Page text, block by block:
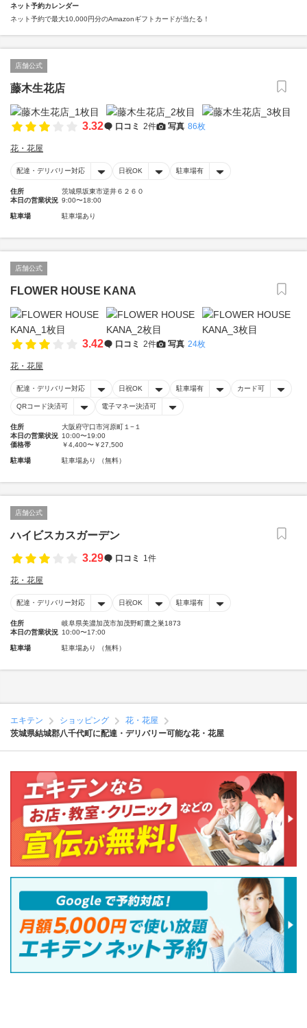
ネット予約カレンダー
ネット予約で最大10,000円分のAmazonギフトカードが当たる！
店舗公式
藤木生花店
3.32 口コミ 2件 写真 86枚
花・花屋
配達・デリバリー対応 日祝OK 駐車場有
住所
茨城県坂東市逆井６２６０
本日の営業状況 9:00〜18:00
駐車場 駐車場あり
店舗公式
FLOWER HOUSE KANA
3.42 口コミ 2件 写真 24枚
花・花屋
配達・デリバリー対応 日祝OK 駐車場有 カード可
QRコード決済可 電子マネー決済可
住所
大阪府守口市河原町１−１
本日の営業状況 10:00〜19:00
価格帯
￥4,400〜￥27,500
駐車場 駐車場あり （無料）
店舗公式
ハイビスカスガーデン
3.29
口コミ 1件
花・花屋
配達・デリバリー対応 日祝OK 駐車場有
住所
岐阜県美濃加茂市加茂野町鷹之巣1873
本日の営業状況 10:00〜17:00
駐車場 駐車場あり （無料）
エキテン ショッピング
花・花屋
茨城県結城郡八千代町に配達・デリバリー可能な花・花屋